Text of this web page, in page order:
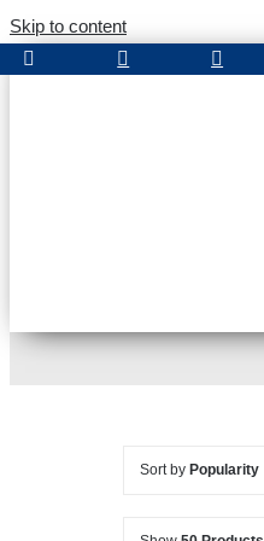
Skip to content
Sort by Popularity